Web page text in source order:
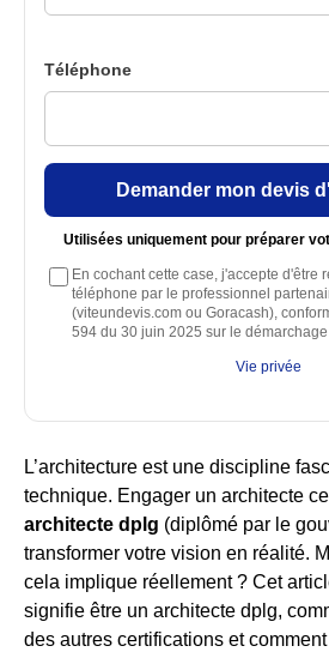
Téléphone
Demander mon devis
Utilisées uniquement pour préparer
En cochant cette case, j'accepte d'être
téléphone par le professionnel
(viteundevis.com ou Goracash),
594 du 30 juin 2025 sur le
Vie privée
L’architecture est une discipline
technique. Engager un architecte
architecte dplg (diplômé par le
transformer votre vision en réalité.
cela implique réellement ? Cet
signifie être un architecte dplg,
des autres certifications et